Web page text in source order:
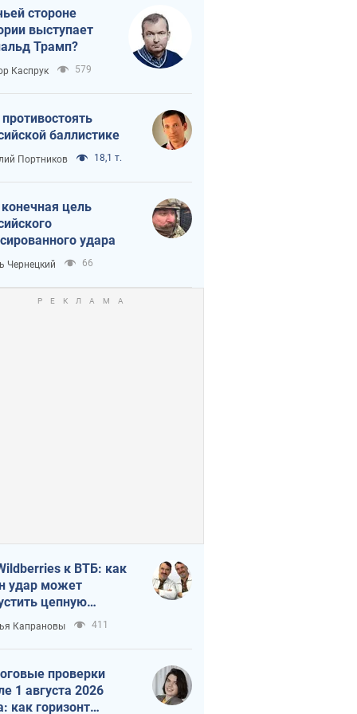
стороне
выступает
Трамп?
Каспрук 579
баллистике
Портников 18,1 т.
цель
удара
Чернецкий 66
к ВТБ: как
удар может
цепную
в России
Капрановы 411
проверки
1 августа 2026
как горизонт